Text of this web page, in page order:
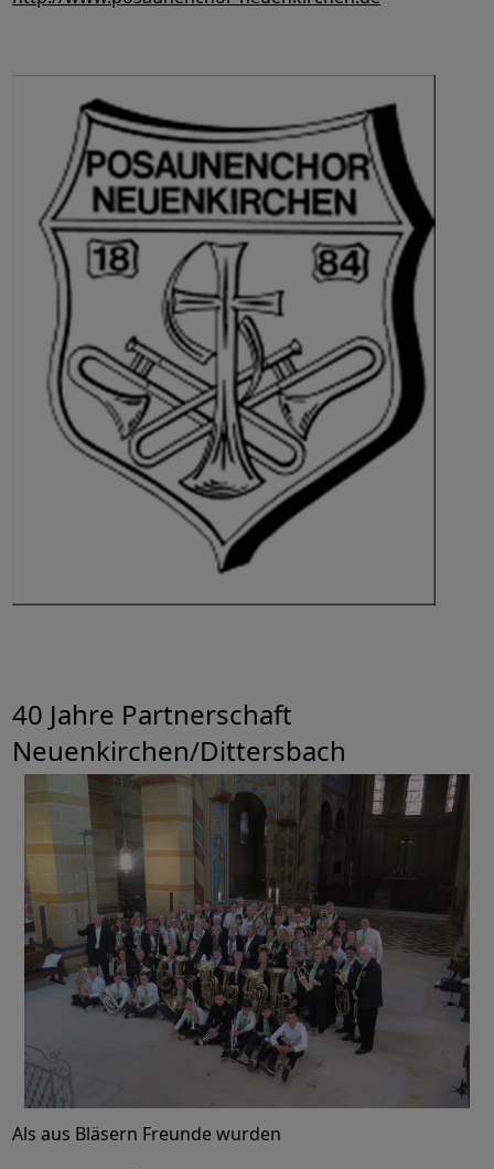
40 Jahre Partnerschaft
Neuenkirchen/Dittersbach
Als aus Bläsern Freunde wurden